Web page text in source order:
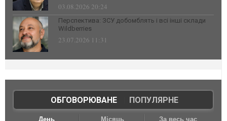
03.08.2026 20:24
Перспектива: ЗСУ добомблять і всі інші склади
Wildberries
23.07.2026 11:31
ОБГОВОРЮВАНЕ| ПОПУЛЯРНЕ
День Місяць За весь час